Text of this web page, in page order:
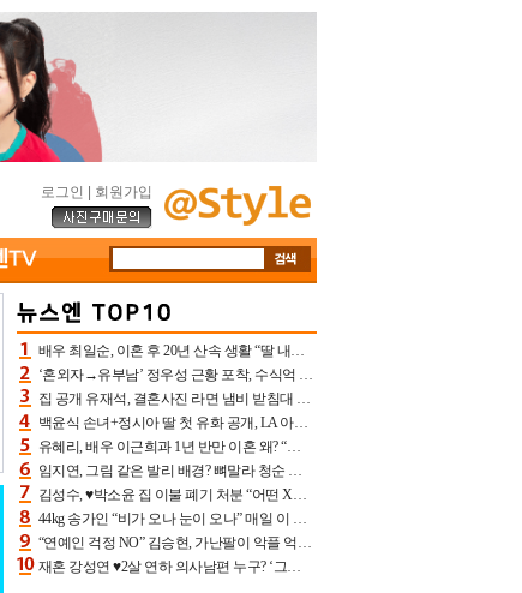
로그인 회원가입
배우 최일순, 이혼 후 20년 산속 생활 “딸 내가 버렸다고 원망‥맘 아파”(특종)[어제TV]
‘혼외자→유부남’ 정우성 근황 포착, 수식억 해킹 피해 후배 만났다 “존경하는”
집 공개 유재석, 결혼사진 라면 냄비 받침대 되고 분노‥가족사진도 피해(놀뭐)[어제TV]
백윤식 손녀+정시아 딸 첫 유화 공개, LA 아트쇼→서울국제조각페스타 작가다운 수준급 실력
유혜리, 배우 이근희과 1년 반만 이혼 왜? “식칼 꽂고 의자 던져” 충격 폭로(특종)[어제TV]
임지연, 그림 같은 발리 배경? 뼈말라 청순 비키니 핏에 상대 안 되네
김성수, ♥박소윤 집 이불 폐기 처분 “어떤 X이랑 썼을지 몰라” 질투(신랑수업2)[어제TV]
44kg 송가인 “비가 오나 눈이 오나” 매일 이 운동, 허벅지 근육량 상승+체지방 감소
“연예인 걱정 NO” 김승현, 가난팔이 악플 억울할만‥아내+딸과 日 여행
재혼 강성연 ♥2살 연하 의사남편 누구? ‘그알’ 자문의에 훈남 비주얼 초엘리트 스펙 [종합]